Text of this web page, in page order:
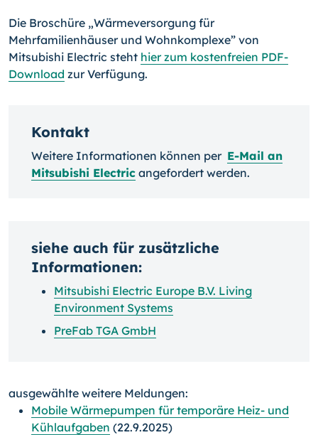
Die Broschüre „Wärmeversorgung für
Mehrfamilienhäuser und Wohnkomplexe” von
Mitsubishi Electric steht hier zum kostenfreien PDF-
Download zur Verfügung.
Kontakt
Weitere Informationen können per E-Mail an
Mitsubishi Electric angefordert werden.
siehe auch für zusätzliche
Informationen:
Mitsubishi Electric Europe B.V. Living
Environment Systems
PreFab TGA GmbH
ausgewählte weitere Meldungen:
Mobile Wärmepumpen für temporäre Heiz- und
Kühlaufgaben (22.9.2025)